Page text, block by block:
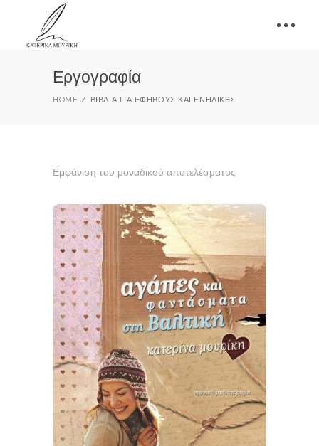
Εργογραφία
HOME ΒΙΒΛΊΑ ΓΙΑ ΈΦΗΒΟΥΣ ΚΑΙ ΕΝΉΛΙΚΕΣ
Εμφάνιση του μοναδικού αποτελέσματος